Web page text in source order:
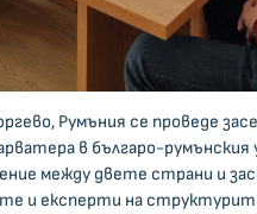
Румъния се проведе
в българо-
между двете страни и
и експерти на